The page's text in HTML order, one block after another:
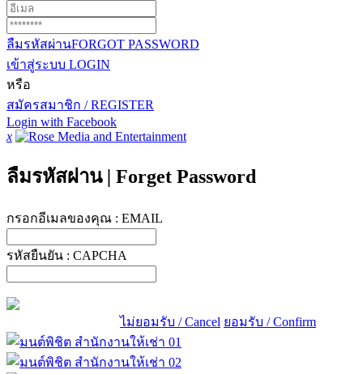
ลืมรหัสผ่านFORGOT PASSWORD
เข้าสู่ระบบ LOGIN
หรือ
สมัครสมาชิก / REGISTER
Login with Facebook
x
ลืมรหัสผ่าน | Forget Password
กรอกอีเมลของคุณ : EMAIL
รหัสยืนยัน : CAPCHA
ไม่ยอมรับ / Cancel ยอมรับ / Confirm